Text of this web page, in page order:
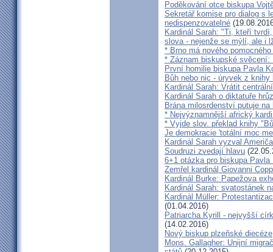
Poděkování otce biskupa
Sekretář komise pro dialog s
nedispenzovatelné
Kardinál Sarah: "Ti, kteří
slova - nejenže se mýlí, ale i
* Brno má nového
* Záznam biskupské svěcení:
První homilie biskupa Pavla
Bůh nebo nic - úryvek z knihy
Kardinál Sarah: Vrátit
Kardinál Sarah o diktatuře
Brána milosrdenství putuje
* Nejvýznamnější africký
* Vyjde slov. překlad knihy
Je demokracie 'totální moc
Kardinál Sarah vyzval
Soudruzi zvedají hlavu
6+1 otázka pro biskupa Pavla
Zemřel kardinál Giovanni
Kardinál Burke: Papežova
Kardinál Sarah: svatostánek
Kardinál Müller:
(01.04.2016)
Patriarcha Kyrill - nejvyšší
(14.02.2016)
Nový biskup plzeňské diecéze
Mons. Gallagher: Unijní